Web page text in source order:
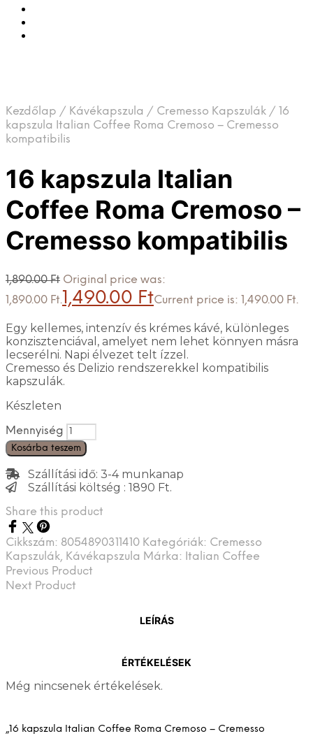
Kezdőlap / Kávékapszula / Cremesso Kapszulák / 16
kapszula Italian Coffee Roma Cremoso – Cremesso
kompatibilis
16 kapszula Italian
Coffee Roma Cremoso –
Cremesso kompatibilis
1,890.00Ft Original price was:
1,890.00 Ft.1,490.00 FtCurrent price is: 1,490.00 Ft.
Egy kellemes, intenzív és krémes kávé, különleges
konzisztenciával, amelyet nem lehet könnyen másra
lecserélni. Napi élvezet telt ízzel.
Cremesso és Delizio rendszerekkel kompatibilis
kapszulák.
Készleten
Mennyiség
Kosárba teszem
Szállítási idő: 3-4 munkanap
Szállítási költség : 1890 Ft.
Share this product
Cikkszám: 8054890311410 Kategóriák: Cremesso
Kapszulák, Kávékapszula Márka: Italian Coffee
Previous Product
Next Product
LEÍRÁS
ÉRTÉKELÉSEK
Még nincsenek értékelések.
„16 kapszula Italian Coffee Roma Cremoso – Cremesso